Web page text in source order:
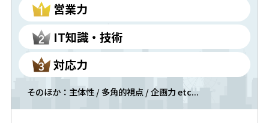
営業力
IT知識・技術
対応力
そのほか：主体性 / 多角的視点 / 企画力 etc...